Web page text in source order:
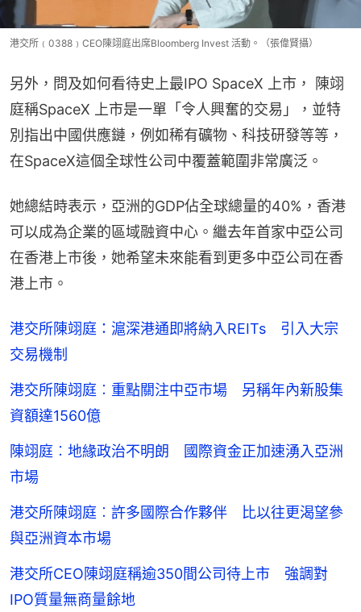
港交所﹙0388﹚CEO陳翊庭出席Bloomberg Invest 活動。（張偉賢攝）
另外，問及如何看待史上最IPO SpaceX 上市， 陳翊
庭稱SpaceX 上市是一單「令人興奮的交易」，並特
別指出中國供應鏈，例如稀有礦物、科技研發等等，
在SpaceX這個全球性公司中覆蓋範圍非常廣泛。
她總結時表示，亞洲的GDP佔全球總量的40%，香港
可以成為企業的區域融資中心。繼去年首家中亞公司
在香港上市後，她希望未來能看到更多中亞公司在香
港上市。
港交所陳翊庭：滬深港通即將納入REITs 引入大宗
交易機制
港交所陳翊庭︰重點關注中亞市場 另稱年內新股集
資額達1560億
陳翊庭︰地緣政治不明朗 國際資金正加速湧入亞洲
市場
港交所陳翊庭︰許多國際合作夥伴 比以往更渴望參
與亞洲資本市場
港交所CEO陳翊庭稱逾350間公司待上市 強調對
IPO質量無商量餘地